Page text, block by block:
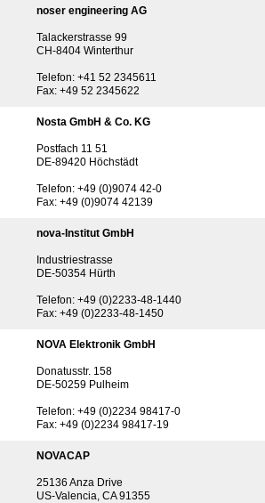
noser engineering AG
Talackerstrasse 99
CH-8404 Winterthur
Telefon: +41 52 2345611
Fax: +49 52 2345622
Nosta GmbH & Co. KG
Postfach 11 51
DE-89420 Höchstädt
Telefon: +49 (0)9074 42-0
Fax: +49 (0)9074 42139
nova-Institut GmbH
Industriestrasse
DE-50354 Hürth
Telefon: +49 (0)2233-48-1440
Fax: +49 (0)2233-48-1450
NOVA Elektronik GmbH
Donatusstr. 158
DE-50259 Pulheim
Telefon: +49 (0)2234 98417-0
Fax: +49 (0)2234 98417-19
NOVACAP
25136 Anza Drive
US-Valencia, CA 91355